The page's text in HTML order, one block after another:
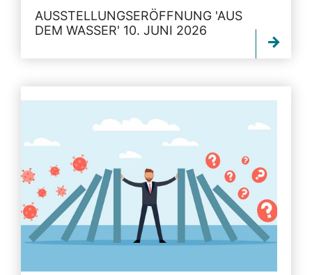
AUSSTELLUNGSERÖFFNUNG 'AUS
DEM WASSER' 10. JUNI 2026